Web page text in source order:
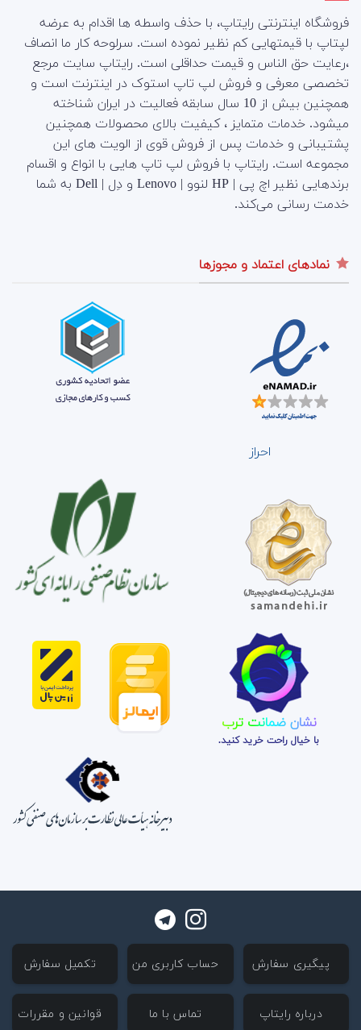
فروشگاه اینترنتی رایتاپ، با حذف واسطه ها اقدام به عرضه
لپتاپ با قیمتهایی کم نظیر نموده است. سرلوحه کار ما انصاف
،رعایت حق الناس و قیمت حداقلی است. رایتاپ سایت مرجع
تخصصی معرفی و فروش لپ تاپ استوک در اینترنت است و
همچنین بیش از 10 سال سابقه فعالیت در ایران شناخته
میشود. خدمات متمایز ، کیفیت بالای محصولات همچنین
پشتیبانی و خدمات پس از فروش قوی از الویت های این
مجموعه است. رایتاپ با فروش لپ تاپ هایی با انواع و اقسام
برندهایی نظیر اچ پی | HP لنوو | Lenovo و دِل | Dell به شما
خدمت رسانی می‌کند.
نمادهای اعتماد و مجوزها
احراز
نشان ضمانت ترب
با خیال راحت خرید کنید.
‌ پیگیری سفارش ‌ حساب کاربری من ‌ تکمیل سفارش
‌ درباره رایتاپ ‌ تماس با ما ‌ قوانین و مقررات